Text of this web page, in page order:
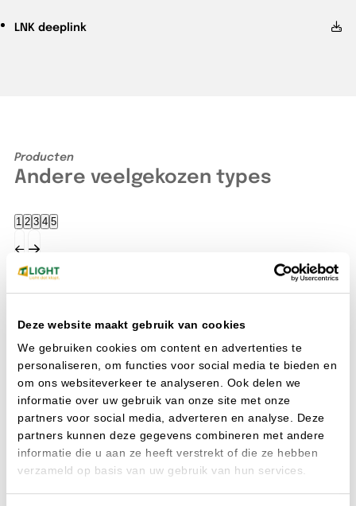
Deze website maakt gebruik van cookies
We gebruiken cookies om content en advertenties te
personaliseren, om functies voor social media te bieden en
om ons websiteverkeer te analyseren. Ook delen we
informatie over uw gebruik van onze site met onze
partners voor social media, adverteren en analyse. Deze
partners kunnen deze gegevens combineren met andere
informatie die u aan ze heeft verstrekt of die ze hebben
verzameld op basis van uw gebruik van hun services.
LNK deeplink
Producten
Andere veelgekozen types
1 2 3 4 5
EAN: 8721021104196